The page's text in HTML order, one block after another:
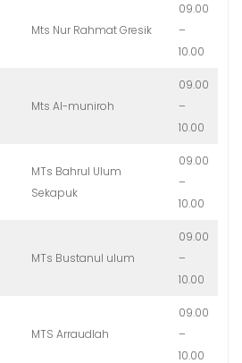
Mts Nur Rahmat Gresik
09.00
–
10.00
Mts Al-muniroh
09.00
–
10.00
MTs Bahrul Ulum
Sekapuk
09.00
–
10.00
MTs Bustanul ulum
09.00
–
10.00
MTS Arraudlah
09.00
–
10.00